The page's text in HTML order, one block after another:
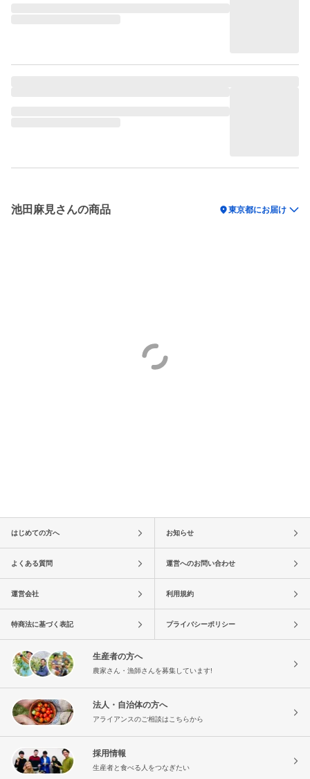
池田麻見さんの商品 location_on東京都にお届け
はじめての方へ お知らせ
よくある質問 運営へのお問い合わせ
運営会社 利用規約
特商法に基づく表記 プライバシーポリシー
生産者の方へ
農家さん・漁師さんを募集しています!
法人・自治体の方へ
アライアンスのご相談はこちらから
採用情報
生産者と食べる人をつなぎたい